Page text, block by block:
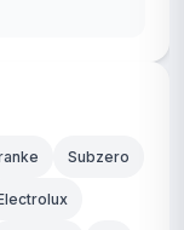
Subzero